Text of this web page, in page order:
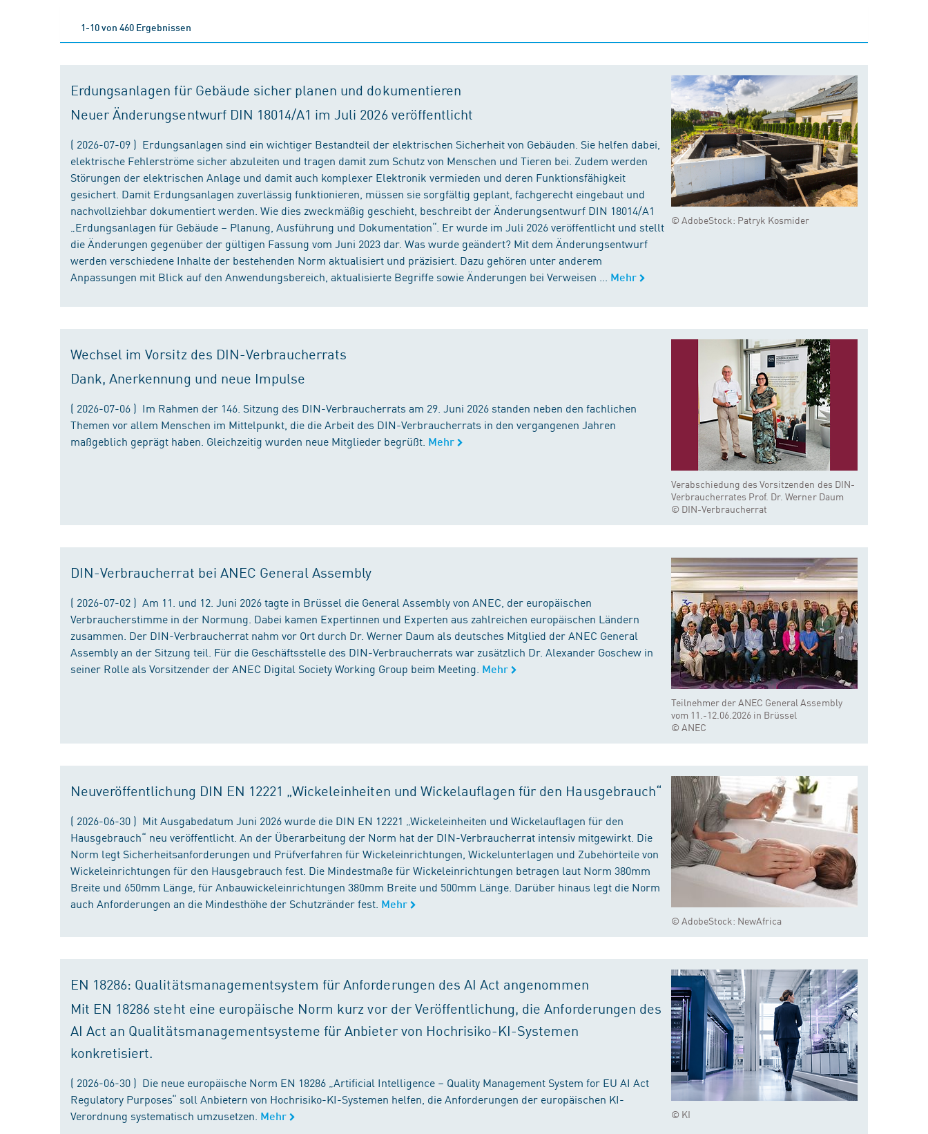
1-10 von 460 Ergebnissen
© AdobeStock: Patryk Kosmider
Erdungsanlagen für Gebäude sicher planen und dokumentieren
Neuer Änderungsentwurf DIN 18014/A1 im Juli 2026 veröffentlicht
( 2026-07-09 ) Erdungsanlagen sind ein wichtiger Bestandteil der elektrischen Sicherheit von Gebäuden. Sie helfen dabei,
elektrische Fehlerströme sicher abzuleiten und tragen damit zum Schutz von Menschen und Tieren bei. Zudem werden
Störungen der elektrischen Anlage und damit auch komplexer Elektronik vermieden und deren Funktionsfähigkeit
gesichert. Damit Erdungsanlagen zuverlässig funktionieren, müssen sie sorgfältig geplant, fachgerecht eingebaut und
nachvollziehbar dokumentiert werden. Wie dies zweckmäßig geschieht, beschreibt der Änderungsentwurf DIN 18014/A1
„Erdungsanlagen für Gebäude – Planung, Ausführung und Dokumentation“. Er wurde im Juli 2026 veröffentlicht und stellt
die Änderungen gegenüber der gültigen Fassung vom Juni 2023 dar. Was wurde geändert? Mit dem Änderungsentwurf
werden verschiedene Inhalte der bestehenden Norm aktualisiert und präzisiert. Dazu gehören unter anderem
Anpassungen mit Blick auf den Anwendungsbereich, aktualisierte Begriffe sowie Änderungen bei Verweisen ...
Mehr
Verabschiedung des Vorsitzenden des DIN-
Verbraucherrates Prof. Dr. Werner Daum
© DIN-Verbraucherrat
Wechsel im Vorsitz des DIN-Verbraucherrats
Dank, Anerkennung und neue Impulse
( 2026-07-06 ) Im Rahmen der 146. Sitzung des DIN-Verbraucherrats am 29. Juni 2026 standen neben den fachlichen
Themen vor allem Menschen im Mittelpunkt, die die Arbeit des DIN-Verbraucherrats in den vergangenen Jahren
maßgeblich geprägt haben. Gleichzeitig wurden neue Mitglieder begrüßt. Mehr
Teilnehmer der ANEC General Assembly
vom 11.-12.06.2026 in Brüssel
© ANEC
DIN-Verbraucherrat bei ANEC General Assembly
( 2026-07-02 ) Am 11. und 12. Juni 2026 tagte in Brüssel die General Assembly von ANEC, der europäischen
Verbraucherstimme in der Normung. Dabei kamen Expertinnen und Experten aus zahlreichen europäischen Ländern
zusammen. Der DIN-Verbraucherrat nahm vor Ort durch Dr. Werner Daum als deutsches Mitglied der ANEC General
Assembly an der Sitzung teil. Für die Geschäftsstelle des DIN-Verbraucherrats war zusätzlich Dr. Alexander Goschew in
seiner Rolle als Vorsitzender der ANEC Digital Society Working Group beim Meeting. Mehr
© AdobeStock: NewAfrica
Neuveröffentlichung DIN EN 12221 „Wickeleinheiten und Wickelauflagen für den Hausgebrauch“
( 2026-06-30 ) Mit Ausgabedatum Juni 2026 wurde die DIN EN 12221 „Wickeleinheiten und Wickelauflagen für den
Hausgebrauch“ neu veröffentlicht. An der Überarbeitung der Norm hat der DIN-Verbraucherrat intensiv mitgewirkt. Die
Norm legt Sicherheitsanforderungen und Prüfverfahren für Wickeleinrichtungen, Wickelunterlagen und Zubehörteile von
Wickeleinrichtungen für den Hausgebrauch fest. Die Mindestmaße für Wickeleinrichtungen betragen laut Norm 380mm
Breite und 650mm Länge, für Anbauwickeleinrichtungen 380mm Breite und 500mm Länge. Darüber hinaus legt die Norm
auch Anforderungen an die Mindesthöhe der Schutzränder fest. Mehr
© KI
EN 18286: Qualitätsmanagementsystem für Anforderungen des AI Act angenommen
Mit EN 18286 steht eine europäische Norm kurz vor der Veröffentlichung, die Anforderungen des
AI Act an Qualitätsmanagementsysteme für Anbieter von Hochrisiko-KI-Systemen
konkretisiert.
( 2026-06-30 ) Die neue europäische Norm EN 18286 „Artificial Intelligence – Quality Management System for EU AI Act
Regulatory Purposes“ soll Anbietern von Hochrisiko-KI-Systemen helfen, die Anforderungen der europäischen KI-
Verordnung systematisch umzusetzen. Mehr